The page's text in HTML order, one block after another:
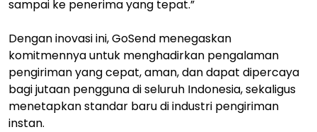
sampai ke penerima yang tepat.”
Dengan inovasi ini, GoSend menegaskan
komitmennya untuk menghadirkan pengalaman
pengiriman yang cepat, aman, dan dapat dipercaya
bagi jutaan pengguna di seluruh Indonesia, sekaligus
menetapkan standar baru di industri pengiriman
instan.